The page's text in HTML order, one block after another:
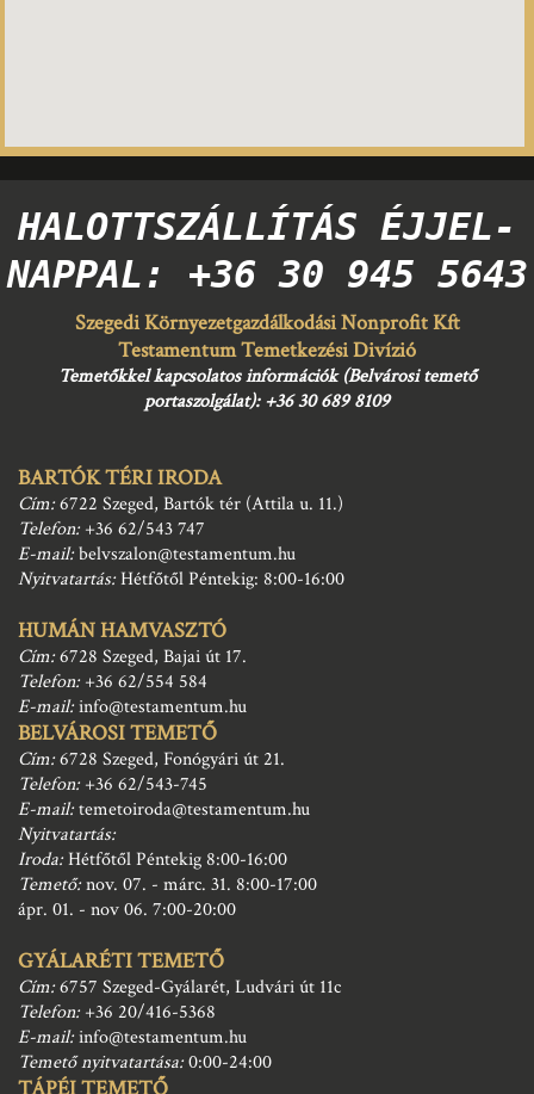
HALOTTSZÁLLÍTÁS ÉJJEL-
NAPPAL: +36 30 945 5643
Szegedi Környezetgazdálkodási Nonprofit Kft
Testamentum Temetkezési Divízió
Temetőkkel kapcsolatos információk (Belvárosi temető
portaszolgálat):+36 30 689 8109
BARTÓK TÉRI IRODA
Cím:6722 Szeged, Bartók tér (Attila u. 11.)
Telefon: +36 62/543 747
E-mail:belvszalon@testamentum.hu
Nyitvatartás:Hétfőtől Péntekig: 8:00-16:00
HUMÁN HAMVASZTÓ
Cím:6728 Szeged, Bajai út 17.
Telefon: +36 62/554 584
E-mail:info@testamentum.hu
BELVÁROSI TEMETŐ
Cím:6728 Szeged, Fonógyári út 21.
Telefon: +36 62/543-745
E-mail:temetoiroda@testamentum.hu
Nyitvatartás:
Iroda:Hétfőtől Péntekig 8:00-16:00
Temető:nov. 07. - márc. 31. 8:00-17:00
ápr. 01. - nov 06. 7:00-20:00
GYÁLARÉTI TEMETŐ
Cím:6757 Szeged-Gyálarét, Ludvári út 11c
Telefon: +36 20/416-5368
E-mail:info@testamentum.hu
Temető nyitvatartása:0:00-24:00